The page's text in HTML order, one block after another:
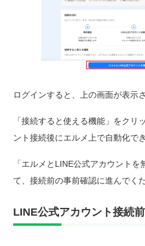
ログインすると、上の画面が表示
「接続すると使える機能」をクリ
ント接続後にエルメ上で自動化で
「エルメとLINE公式アカウント
て、接続前の事前確認に進んでくだ
LINE公式アカウント接続